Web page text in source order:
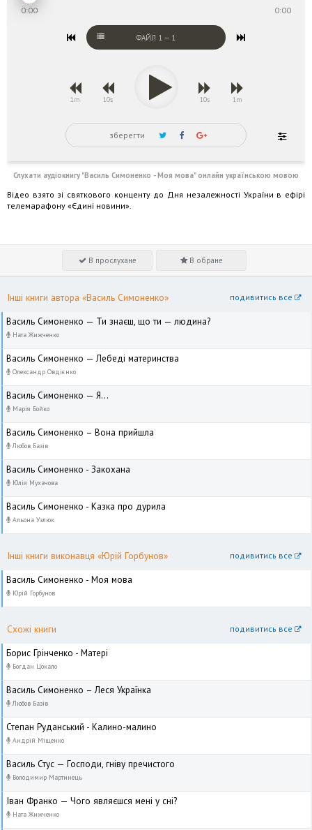
0:00 0:00
ФАЙЛ 1 — 1
1m 10s 10s 1m
зберегти
Слухати аудіокнигу "Василь Симоненко - Моя мова" онлайн українською мовою
Відео взято зі святкового конценту до Дня незалежності України в ефірі
телемарафону «Єдині новини».
В прослухане В обране
Інші книги автора «Василь Симоненко» подивитись все
Василь Симоненко — Ти знаєш, що ти — людина?
Ната Жижченко
Василь Симоненко — Лебеді материнства
Олександр Овдієнко
Василь Симоненко — Я...
Марія Бойко
Василь Симоненко – Вона прийшла
Любов Базів
Василь Симоненко - Закохана
Юлія Мухачова
Василь Симоненко - Казка про дурила
Альона Узлюк
Інші книги виконавця «Юрій Горбунов» подивитись все
Василь Симоненко - Моя мова
Юрій Горбунов
Схожі книги подивитись все
Борис Грінченко - Матері
Богдан Цокало
Василь Симоненко – Леся Українка
Любов Базів
Степан Руданський - Калино-малино
Андрій Міщенко
Василь Стус — Господи, гніву пречистого
Володимир Мартинець
Іван Франко — Чого являєшся мені у сні?
Ната Жижченко